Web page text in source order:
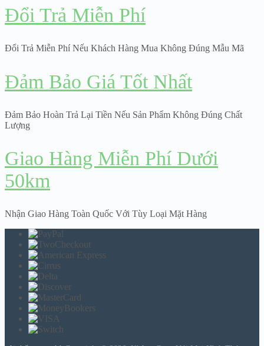
Đổi Trả Miễn Phí
Đổi Trả Miễn Phí Nếu Khách Hàng Mua Không Đúng Mẫu Mã
Đảm Bảo Giá Tốt Nhất
Đảm Bảo Hoàn Trả Lại Tiền Nếu Sản Phẩm Không Đúng Chất
Lượng
Giao Hàng Miễn Phí Dưới
50km
Nhận Giao Hàng Toàn Quốc Với Tùy Loại Mặt Hàng